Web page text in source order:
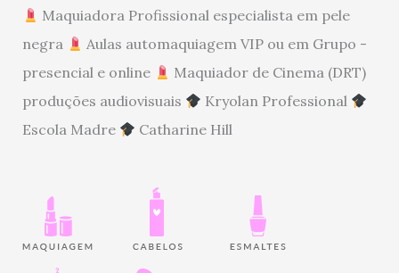
Maquiadora Profissional especialista em pele
negra
Aulas automaquiagem VIP ou em Grupo -
presencial e online
Maquiador de Cinema (DRT)
produções audiovisuais
Kryolan Professional
Escola Madre
Catharine Hill